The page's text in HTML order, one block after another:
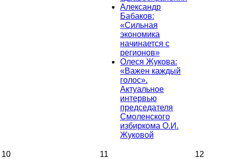
Александр
Бабаков:
«Сильная
экономика
начинается с
регионов»
Олеся Жукова:
«Важен каждый
голос».
Актуальное
интервью
председателя
Смоленского
избиркома О.И.
Жуковой
10 11
12